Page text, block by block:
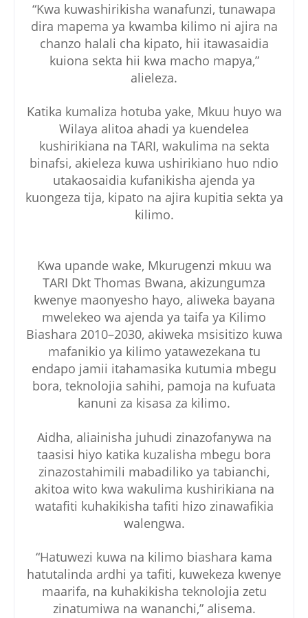
“Kwa kuwashirikisha wanafunzi, tunawapa
dira mapema ya kwamba kilimo ni ajira na
chanzo halali cha kipato, hii itawasaidia
kuiona sekta hii kwa macho mapya,”
alieleza.
Katika kumaliza hotuba yake, Mkuu huyo wa
Wilaya alitoa ahadi ya kuendelea
kushirikiana na TARI, wakulima na sekta
binafsi, akieleza kuwa ushirikiano huo ndio
utakaosaidia kufanikisha ajenda ya
kuongeza tija, kipato na ajira kupitia sekta ya
kilimo.
Kwa upande wake, Mkurugenzi mkuu wa
TARI Dkt Thomas Bwana, akizungumza
kwenye maonyesho hayo, aliweka bayana
mwelekeo wa ajenda ya taifa ya Kilimo
Biashara 2010–2030, akiweka msisitizo kuwa
mafanikio ya kilimo yatawezekana tu
endapo jamii itahamasika kutumia mbegu
bora, teknolojia sahihi, pamoja na kufuata
kanuni za kisasa za kilimo.
Aidha, aliainisha juhudi zinazofanywa na
taasisi hiyo katika kuzalisha mbegu bora
zinazostahimili mabadiliko ya tabianchi,
akitoa wito kwa wakulima kushirikiana na
watafiti kuhakikisha tafiti hizo zinawafikia
walengwa.
“Hatuwezi kuwa na kilimo biashara kama
hatutalinda ardhi ya tafiti, kuwekeza kwenye
maarifa, na kuhakikisha teknolojia zetu
zinatumiwa na wananchi,” alisema.